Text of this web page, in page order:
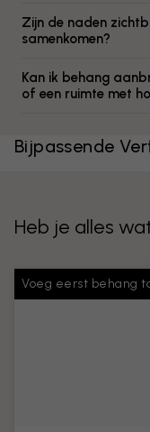
Zijn de naden
samenkomen?
Kan ik behang
of een ruimte met
Bijpassende
Heb je alles
Voeg eerst behang